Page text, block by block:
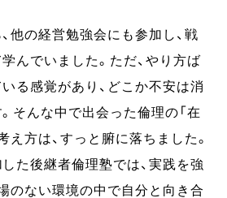
他の経営勉強会にも参加し、戦
んでいました。ただ、やり方ば
る感覚があり、どこか不安は消
そんな中で出会った倫理の「在
え方は、すっと腑に落ちました。
た後継者倫理塾では、実践を強
のない環境の中で自分と向き合